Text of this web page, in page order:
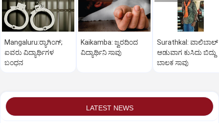
Mangaluru:ರ‍್ಯಾಗಿಂಗ್‌;
ಐವರು ವಿದ್ಯಾರ್ಥಿಗಳ
ಬಂಧನ
Kaikamba: ಜ್ವರದಿಂದ
ವಿದ್ಯಾರ್ಥಿನಿ ಸಾವು
Surathkal: ವಾಲಿಬಾಲ್
ಆಡುವಾಗ ಕುಸಿದು ಬಿದ್ದು
ಬಾಲಕ ಸಾವು
LATEST NEWS